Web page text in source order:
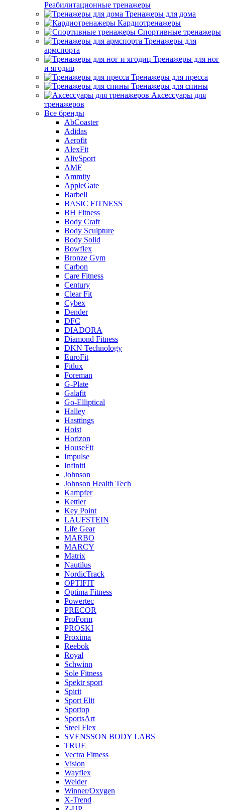
Реабилитационные тренажеры
Тренажеры для дома
Кардиотренажеры
Спортивные тренажеры
Тренажеры для
армспорта
Тренажеры для ног
и ягодиц
Тренажеры для пресса
Тренажеры для спины
Аксессуары для
тренажеров
Все бренды
AbCoaster
Adidas
Aerofit
AlexFit
AlivSport
AMF
Ammity
AppleGate
Barbell
BASIC FITNESS
BH Fitness
Body Craft
Body Sculpture
Body Solid
Bowflex
Bronze Gym
Carbon
Care Fitness
Century
Clear Fit
Cybex
Dender
DFC
DIADORA
Diamond Fitness
DKN Technology
EuroFit
Fitlux
Foreman
G-Plate
Galafit
Go-Elliptical
Halley
Hasttings
Hoist
Horizon
HouseFit
Impulse
Infiniti
Johnson
Johnson Health Tech
Kampfer
Kettler
Key Point
LAUFSTEIN
Life Gear
MARBO
MARCY
Matrix
Nautilus
NordicTrack
OPTIFIT
Optima Fitness
Powertec
PRECOR
ProForm
PROSKI
Proxima
Reebok
Royal
Schwinn
Sole Fitness
Spektr sport
Spirit
Sport Elit
Sportop
SportsArt
Steel Flex
SVENSSON BODY LABS
TRUE
Vectra Fitness
Vision
Wayflex
Weider
Winner/Oxygen
X-Trend